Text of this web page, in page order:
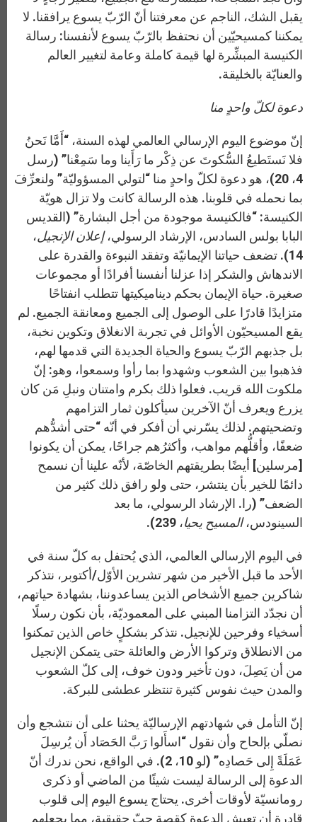
يقبل الشك، الناجم عن معرفتنا أنّ الرّبّ يسوع يرافقنا. لا
يمكننا كمسيحيّين أن نحتفظ بالرّبّ يسوع لأنفسنا: رسالة
الكنيسة المبشِّرة لها قيمة كاملة وعامة لتغيير العالم
والعنايّة بالخليقة.
دعوة لكلّ واحدٍ منا
إنّ موضوع اليوم الإرسالي العالمي لهذه السنة، “أَمَّا نَحنُ
فلا نَستَطيعُ السُّكوتَ عن ذِكْر ما رَأَينا وما سَمِعْنا” (رسل
4، 20)، هو دعوة لكلّ واحدٍ منا “لتولي المسؤوليّة” ولنعرِّفَ
بما نحمله في قلوبنا. هذه الرسالة كانت ولا تزال هويّة
الكنيسة: “فالكنيسة موجودة من أجل البشارة” (القديس
البابا بولس السادس، الإرشاد الرسولي،إعلان الإنجيل،
14). تضعف حياتنا الإيمانيّة وتفقد النبوءة والقدرة على
الاندهاش والشكر إذا عزلنا أنفسنا أفرادًا أو مجموعات
صغيرة. حياة الإيمان بحكم ديناميكيتها تتطلب انفتاحًا
متزايدًا قادرًا على الوصول إلى الجميع ومعانقة الجميع. لم
يقع المسيحيّون الأوائل في تجربة الانغلاق وتكوين نخبة،
بل جذبهم الرّبّ يسوع والحياة الجديدة التي قدمها لهم،
فذهبوا بين الشعوب وشهدوا بما رأوا وسمعوا، وهو: إنّ
ملكوت الله قريب. فعلوا ذلك بكرم وامتنان ونبلِ مَن كان
يزرع ويعرف أنّ الآخرين سيأكلون ثمار التزامهم
وتضحيتهم. لذلك يسّرني أن أفكر في أنّه “حتى أشدُّهم
ضعفًا، وأقلُّهم مواهب، وأكثرُهم جراحًا، يمكن أن يكونوا
[مرسلين] أيضًا بطريقتهم الخاصّة، لأنّه علينا أن نسمح
دائمًا للخير بأن ينتشر، حتى ولو رافق ذلك كثير من
الضعف” (را. الإرشاد الرسولي، ما بعد
السينودس،المسيح يحيا، 239).
في اليوم الإرسالي العالمي، الذي يُحتفل به كلّ سنة في
الأحد ما قبل الأخير من شهر تشرين الأوّل/أكتوبر، نتذكر
شاكرين جميع الأشخاص الذين يساعدوننا، بشهادة حياتهم،
أن نجدّد التزامنا المبني على المعموديّة، بأن نكون رسلًا
أسخياء وفرحين للإنجيل. نتذكر بشكلٍ خاص الذين تمكنوا
من الانطلاق وتركوا الأرض والعائلة حتى يتمكن الإنجيل
من أن يَصِلَ، دون تأخير ودون خوف، إلى كلّ الشعوب
والمدن حيث نفوس كثيرة تنتظر عطشى للبركة.
إنّ التأمل في شهادتهم الإرساليّة يحثنا على أن نتشجع وأن
نصلّي بإلحاح وأن نقول “اسأَلوا رَبَّ الحَصَاد أَن يُرسِلَ
عَمَلَةً إِلى حَصادِه” (لو 10، 2). في الواقع، نحن ندرك أنّ
الدعوة إلى الرسالة ليست شيئًا من الماضي أو ذكرى
رومانسيّة لأوقات أخرى. يحتاج يسوع اليوم إلى قلوب
قادرة أن تعيش الدعوة كقصة حبّ حقيقية، مما يجعلهم